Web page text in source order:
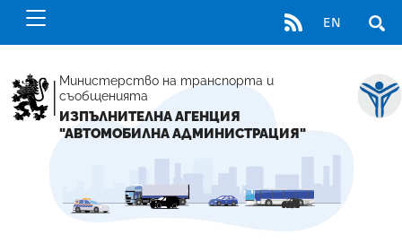
RSS EN
Министерство на транспорта и
съобщенията
ИЗПЪЛНИТЕЛНА АГЕНЦИЯ
"АВТОМОБИЛНА АДМИНИСТРАЦИЯ"